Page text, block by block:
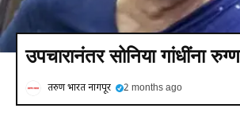
उपचारानंतर सोनिया गांधींना
तरुण भारत नागपूर 2 months ago